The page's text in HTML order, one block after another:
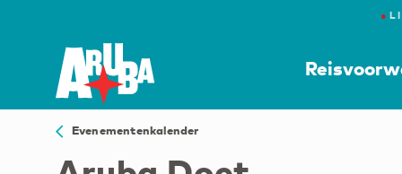
●
Evenementenkalender